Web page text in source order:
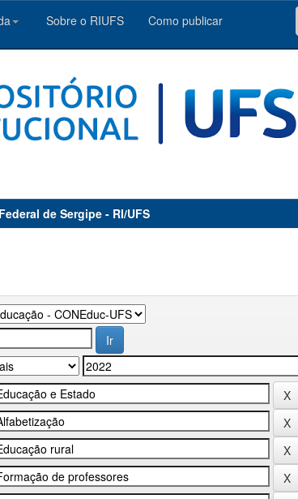
Sobre o RIUFS Como publicar
de Sergipe - RI/UFS